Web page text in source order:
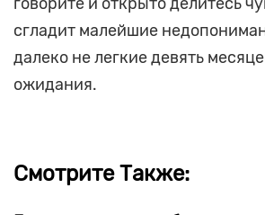
сгладит малейшие
далеко не легкие девять
ожидания.
Смотрите Также: